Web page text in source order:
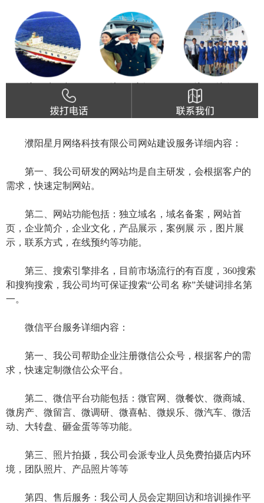
濮阳星月网络科技有限公司网站建设服务详细内容：
第一、我公司研发的网站均是自主研发，会根据客户的
需求，快速定制网站。
第二、网站功能包括：独立域名，域名备案，网站首
页，企业简介，企业文化，产品展示，案例展 示，图片展
示，联系方式，在线预约等功能。
第三、搜索引擎排名，目前市场流行的有百度，360搜索
和搜狗搜索，我公司均可保证搜索“公司名 称”关键词排名第
一。
微信平台服务详细内容：
第一、我公司帮助企业注册微信公众号，根据客户的需
求，快速定制微信公众平台。
第二、微信平台功能包括：微官网、微餐饮、微商城、
微房产、微留言、微调研、微喜帖、微娱乐、微汽车、微活
动、大转盘、砸金蛋等等功能。
第三、照片拍摄，我公司会派专业人员免费拍摄店内环
境，团队照片、产品照片等等
第四、售后服务：我公司人员会定期回访和培训操作平